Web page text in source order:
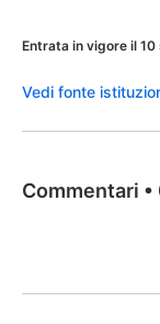
Entrata in vigore il
Vedi fonte
Commentari •